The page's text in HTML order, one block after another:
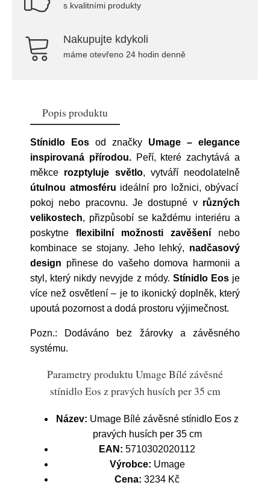
s kvalitními produkty
Nakupujte kdykoli
máme otevřeno 24 hodin denně
Popis produktu
Stínidlo Eos od značky Umage – elegance
inspirovaná přírodou.Peří, které zachytává a
měkce rozptyluje světlo, vytváří neodolatelně
útulnou atmosféru ideální pro ložnici, obývací
pokoj nebo pracovnu. Je dostupné v různých
velikostech, přizpůsobí se každému interiéru a
poskytne flexibilní možnosti zavěšení nebo
kombinace se stojany. Jeho lehký, nadčasový
design přinese do vašeho domova harmonii a
styl, který nikdy nevyjde z módy. Stínidlo Eosje
více než osvětlení – je to ikonický doplněk, který
upoutá pozornost a dodá prostoru výjimečnost.
Pozn.: Dodáváno bez žárovky a závěsného
systému.
Parametry produktu Umage Bílé závěsné
stínidlo Eos z pravých husích per 35 cm
Název: Umage Bílé závěsné stínidlo Eos z
pravých husích per 35 cm
EAN: 5710302020112
Výrobce: Umage
Cena: 3234 Kč